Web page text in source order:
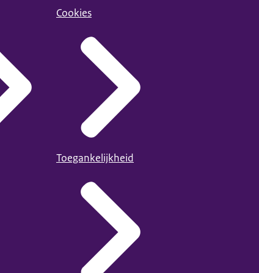
Cookies
Toegankelijkheid